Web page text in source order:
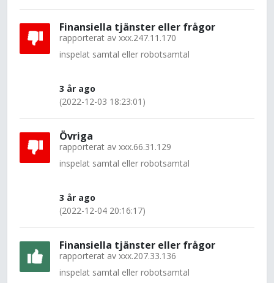
Finansiella tjänster eller frågor
rapporterat av xxx.247.11.170
inspelat samtal eller robotsamtal
3 år ago
(2022-12-03 18:23:01)
Övriga
rapporterat av xxx.66.31.129
inspelat samtal eller robotsamtal
3 år ago
(2022-12-04 20:16:17)
Finansiella tjänster eller frågor
rapporterat av xxx.207.33.136
inspelat samtal eller robotsamtal